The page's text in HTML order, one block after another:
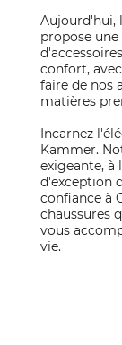
Aujourd'hui,
propose
confort,
faire de nos
matières
Incarnez
Kammer.
exigeante, à
d'exception
confiance à
chaussures
vous
vie.